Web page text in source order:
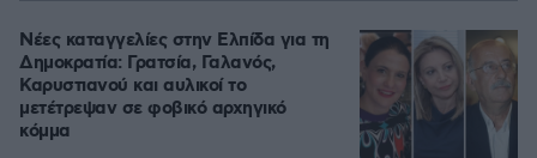
Νέες καταγγελίες στην Ελπίδα για τη
Δημοκρατία: Γρατσία, Γαλανός,
Καρυστιανού και αυλικοί το
μετέτρεψαν σε φοβικό αρχηγικό
κόμμα